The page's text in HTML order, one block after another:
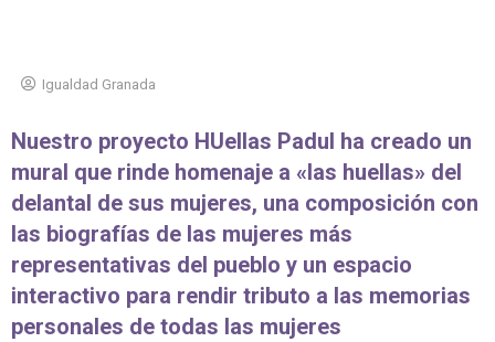
Igualdad Granada
Nuestro proyecto HUellas Padul ha creado un
mural que rinde homenaje a «las huellas» del
delantal de sus mujeres, una composición con
las biografías de las mujeres más
representativas del pueblo y un espacio
interactivo para rendir tributo a las memorias
personales de todas las mujeres